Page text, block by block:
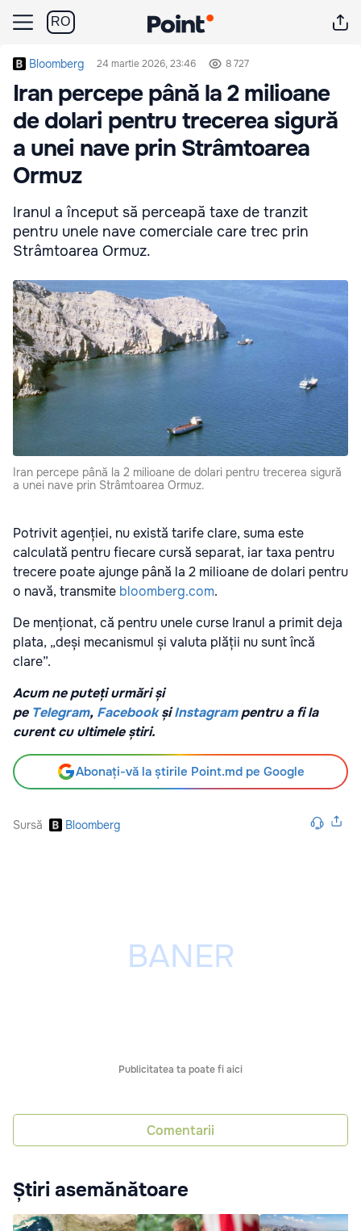
RO
Bloomberg 24 martie 2026, 23:46 8 727
Iran percepe până la 2 milioane
de dolari pentru trecerea sigură
a unei nave prin Strâmtoarea
Ormuz
Iranul a început să perceapă taxe de tranzit
pentru unele nave comerciale care trec prin
Strâmtoarea Ormuz.
Iran percepe până la 2 milioane de dolari pentru trecerea sigură
a unei nave prin Strâmtoarea Ormuz.
Potrivit agenției, nu există tarife clare, suma este
calculată pentru fiecare cursă separat, iar taxa pentru
trecere poate ajunge până la 2 milioane de dolari pentru
o navă, transmite bloomberg.com.
De menționat, că pentru unele curse Iranul a primit deja
plata, „deși mecanismul și valuta plății nu sunt încă
clare”.
Acum ne puteți urmări și
pe Telegram, Facebook șiInstagrampentru a fi la
curent cu ultimele știri.
Abonați-vă la știrile Point.md pe Google
Sursă Bloomberg
Publicitatea ta poate fi aici
Comentarii
Știri asemănătoare